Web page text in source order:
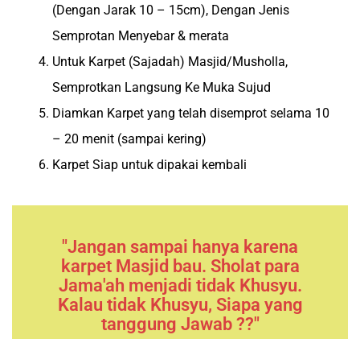
(Dengan Jarak 10 – 15cm), Dengan Jenis
Semprotan Menyebar & merata
Untuk Karpet (Sajadah) Masjid/Musholla,
Semprotkan Langsung Ke Muka Sujud
Diamkan Karpet yang telah disemprot selama 10
– 20 menit (sampai kering)
Karpet Siap untuk dipakai kembali
"Jangan sampai hanya karena
karpet Masjid bau. Sholat para
Jama'ah menjadi tidak Khusyu.
Kalau tidak Khusyu, Siapa yang
tanggung Jawab ??"